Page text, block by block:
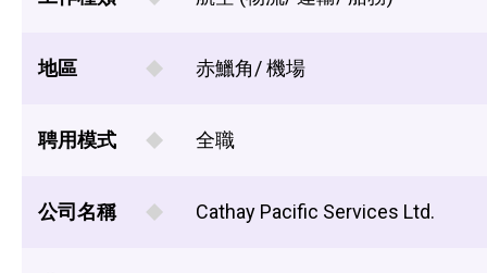
地區 赤鱲角/ 機場
聘用模式 全職
公司名稱 Cathay Pacific Services Ltd.